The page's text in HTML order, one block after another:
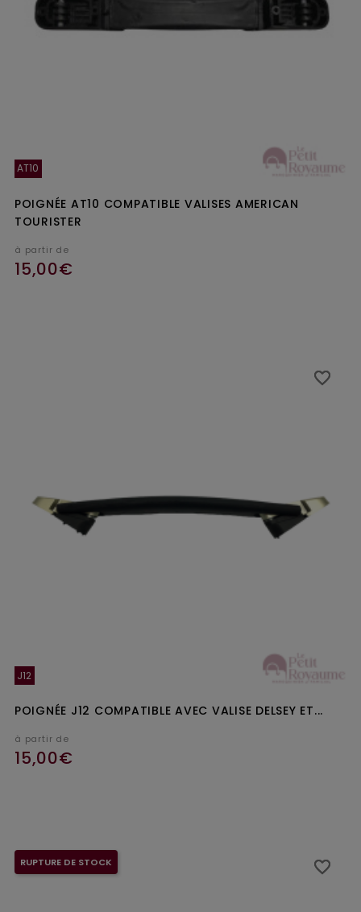
AT10
POIGNÉE AT10 COMPATIBLE VALISES AMERICAN
TOURISTER
à partir de
15,00€
J12
POIGNÉE J12 COMPATIBLE AVEC VALISE DELSEY ET...
à partir de
15,00€
favorite_border
favorite_border
RUPTURE DE STOCK favorite_border
favorite_border